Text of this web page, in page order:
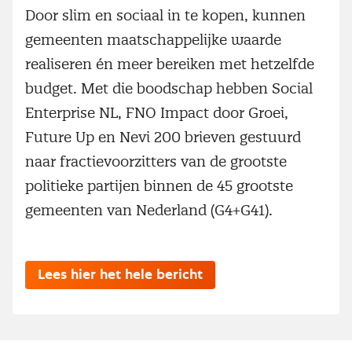
Door slim en sociaal in te kopen, kunnen
gemeenten maatschappelijke waarde
realiseren én meer bereiken met hetzelfde
budget. Met die boodschap hebben Social
Enterprise NL, FNO Impact door Groei,
Future Up en Nevi 200 brieven gestuurd
naar fractievoorzitters van de grootste
politieke partijen binnen de 45 grootste
gemeenten van Nederland (G4+G41).
Lees hier het hele bericht